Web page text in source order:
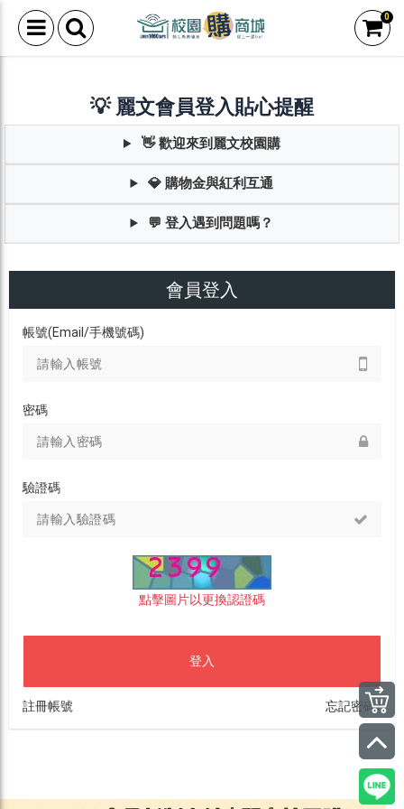
0
💡 麗文會員登入貼心提醒
👋 歡迎來到麗文校園購
💎 購物金與紅利互通
💬 登入遇到問題嗎？
會員登入
帳號(Email/手機號碼)
密碼
驗證碼
點擊圖片以更換認證碼
登入
註冊帳號 忘記密碼?